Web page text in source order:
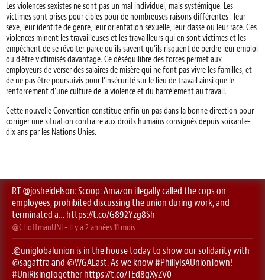
Les violences sexistes ne sont pas un mal individuel, mais systémique. Les
victimes sont prises pour cibles pour de nombreuses raisons différentes : leur
sexe, leur identité de genre, leur orientation sexuelle, leur classe ou leur race. Ces
violences minent les travailleuses et les travailleurs qui en sont victimes et les
empêchent de se révolter parce qu’ils savent qu’ils risquent de perdre leur emploi
ou d’être victimisés davantage. Ce déséquilibre des forces permet aux
employeurs de verser des salaires de misère qui ne font pas vivre les familles, et
de ne pas être poursuivis pour l’insécurité sur le lieu de travail ainsi que le
renforcement d’une culture de la violence et du harcèlement au travail.
Cette nouvelle Convention constitue enfin un pas dans la bonne direction pour
corriger une situation contraire aux droits humains consignés depuis soixante-
dix ans par les Nations Unies.
RT @josheidelson: Scoop: Amazon illegally called the cops on
employees, prohibited discussing the union during work, and
terminated a… https://t.co/G892Yzg8Sh —
@CHoffmanUNI - Il y a 2 années 11 mois
.@uniglobalunion is in the house today to show our solidarity with
@sagaftra ⁩ and ⁦ @WGAEast⁩. As we know#PhillyIsAUnionTown!
#UniRisingTogether https://t.co/TEd8gXyZV0 —